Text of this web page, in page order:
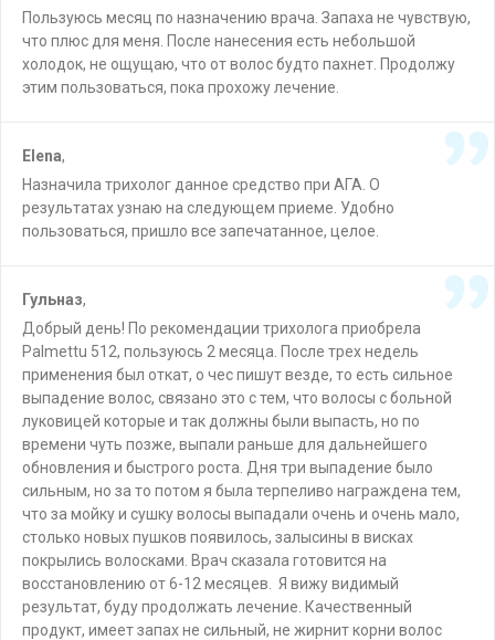
Пользуюсь месяц по назначению врача. Запаха не чувствую,
что плюс для меня. После нанесения есть небольшой
холодок, не ощущаю, что от волос будто пахнет. Продолжу
этим пользоваться, пока прохожу лечение.
Elena,
Назначила трихолог данное средство при АГА. О
результатах узнаю на следующем приеме. Удобно
пользоваться, пришло все запечатанное, целое.
Гульназ,
Добрый день! По рекомендации трихолога приобрела
Palmettu 512, пользуюсь 2 месяца. После трех недель
применения был откат, о чес пишут везде, то есть сильное
выпадение волос, связано это с тем, что волосы с больной
луковицей которые и так должны были выпасть, но по
времени чуть позже, выпали раньше для дальнейшего
обновления и быстрого роста. Дня три выпадение было
сильным, но за то потом я была терпеливо награждена тем,
что за мойку и сушку волосы выпадали очень и очень мало,
столько новых пушков появилось, залысины в висках
покрылись волосками. Врач сказала готовится на
восстановлению от 6-12 месяцев. Я вижу видимый
результат, буду продолжать лечение. Качественный
продукт, имеет запах не сильный, не жирнит корни волос